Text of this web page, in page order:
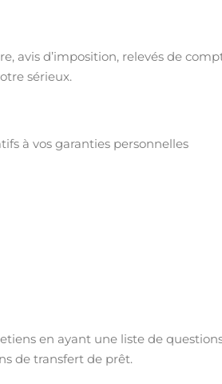
avis d’imposition, relevés de
sérieux.
à vos garanties personnelles
en ayant une liste de
de transfert de prêt.